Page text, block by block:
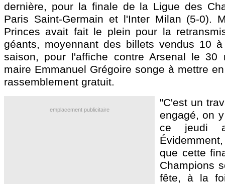
dernière, pour la finale de la Ligue des
Paris Saint-Germain et l'Inter Milan (5-0).
Princes avait fait le plein pour la
géants, moyennant des billets vendus 10
saison, pour l'affiche contre Arsenal le 30
maire Emmanuel Grégoire songe à mettre
rassemblement gratuit.
emplacement publicitaire
"C'est un
engagé, on
ce jeudi
que cette
Champions
fête, à la